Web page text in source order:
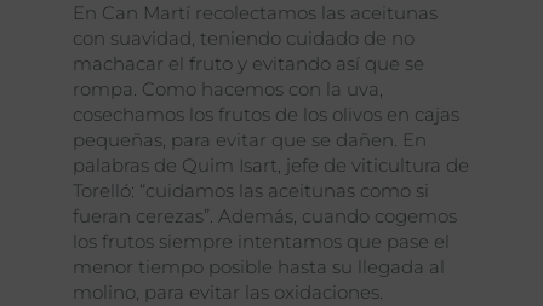
En Can Martí recolectamos las aceitunas
con suavidad, teniendo cuidado de no
machacar el fruto y evitando así que se
rompa. Como hacemos con la uva,
cosechamos los frutos de los olivos en cajas
pequeñas, para evitar que se dañen. En
palabras de Quim Isart, jefe de viticultura de
Torelló: “cuidamos las aceitunas como si
fueran cerezas”. Además, cuando cogemos
los frutos siempre intentamos que pase el
menor tiempo posible hasta su llegada al
molino, para evitar las oxidaciones.